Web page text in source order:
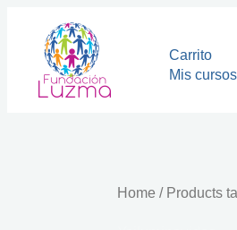
content
Carrito
Mis cursos
Home / Products